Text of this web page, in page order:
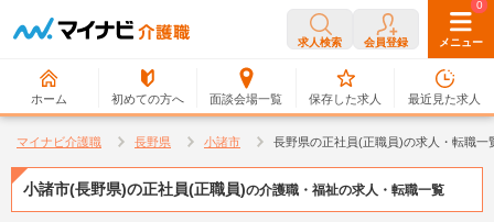
求人検索 会員登録 メニュー
ホーム 初めての方へ 面談会場一覧
0
保存した求人
0
最近見た求人
マイナビ介護職 長野県 小諸市 長野県の正社員(正職員)の求人・転職一
小諸市(長野県)の正社員(正職員)の介護職・福祉の求人・転職一覧